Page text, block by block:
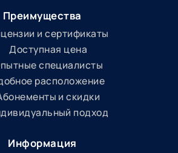
Преимущества
и сертификаты
Доступная цена
специалисты
расположение
и скидки
подход
Информация